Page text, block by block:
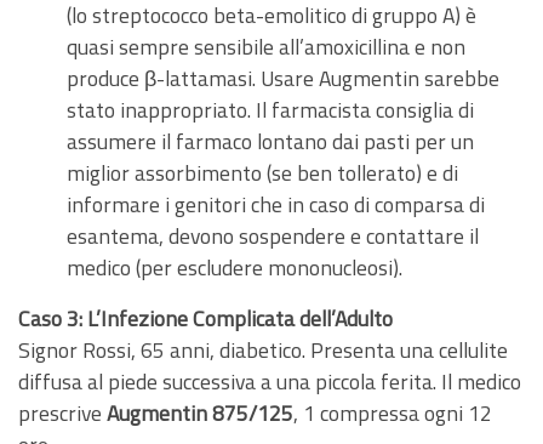
(lo streptococco beta-emolitico di gruppo A) è
quasi sempre sensibile all’amoxicillina e non
produce β-lattamasi. Usare Augmentin sarebbe
stato inappropriato. Il farmacista consiglia di
assumere il farmaco lontano dai pasti per un
miglior assorbimento (se ben tollerato) e di
informare i genitori che in caso di comparsa di
esantema, devono sospendere e contattare il
medico (per escludere mononucleosi).
Caso 3: L’Infezione Complicata dell’Adulto
Signor Rossi, 65 anni, diabetico. Presenta una cellulite
diffusa al piede successiva a una piccola ferita. Il medico
prescriveAugmentin 875/125, 1 compressa ogni 12